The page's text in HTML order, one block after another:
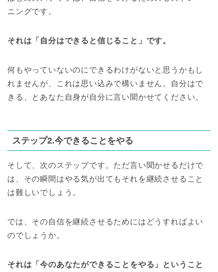
ニングです。
それは「自分はできると信じること」です。
何もやっていないのにできるわけがないと思うかもし
れませんが、これは思い込みで構いません。自分はで
きる、とあなた自身が自分に言い聞かせてください。
ステップ2.今できることをやる
そして、次のステップです。ただ言い聞かせるだけで
は、その瞬間はやる気が出てもそれを継続させること
は難しいでしょう。
では、その自信を継続させるためにはどうすればよい
のでしょうか。
それは「今のあなたができることをやる」ということ